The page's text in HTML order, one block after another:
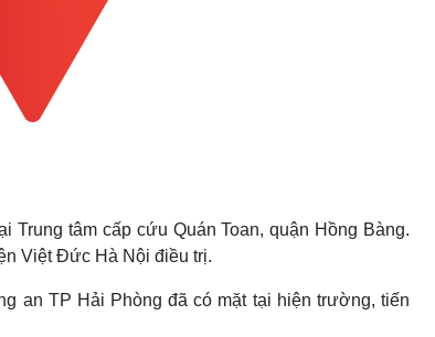
tâm cấp cứu Quán Toan, quận Hồng Bàng.
Việt Đức Hà Nội điều trị.
an TP Hải Phòng đã có mặt tại hiện trường, tiến